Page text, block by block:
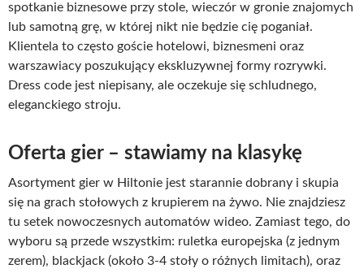
spotkanie biznesowe przy stole, wieczór w gronie znajomych
lub samotną grę, w której nikt nie będzie cię poganiał.
Klientela to często goście hotelowi, biznesmeni oraz
warszawiacy poszukujący ekskluzywnej formy rozrywki.
Dress code jest niepisany, ale oczekuje się schludnego,
eleganckiego stroju.
Oferta gier – stawiamy na klasykę
Asortyment gier w Hiltonie jest starannie dobrany i skupia
się na grach stołowych z krupierem na żywo. Nie znajdziesz
tu setek nowoczesnych automatów wideo. Zamiast tego, do
wyboru są przede wszystkim: ruletka europejska (z jednym
zerem), blackjack (około 3-4 stoły o różnych limitach), oraz